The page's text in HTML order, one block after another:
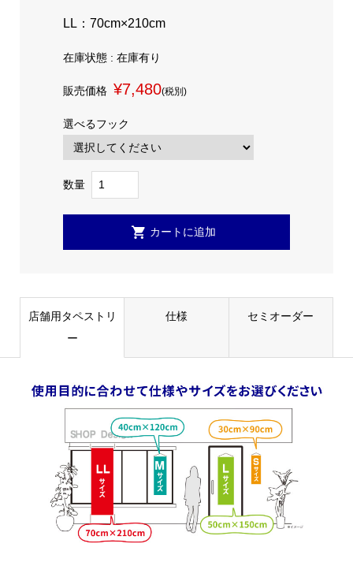
LL：70cm×210cm
在庫状態 : 在庫有り
販売価格 ¥7,480(税別)
選べるフック
数量
店舗用タペストリ
ー
仕様 セミオーダー